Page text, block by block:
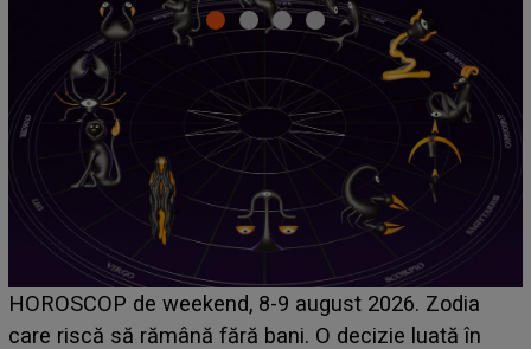
Emanuel a ținut ACEST DETALIU ASCUNS până
acum! În fața Alexandrei, concurentul din Casa Iubirii